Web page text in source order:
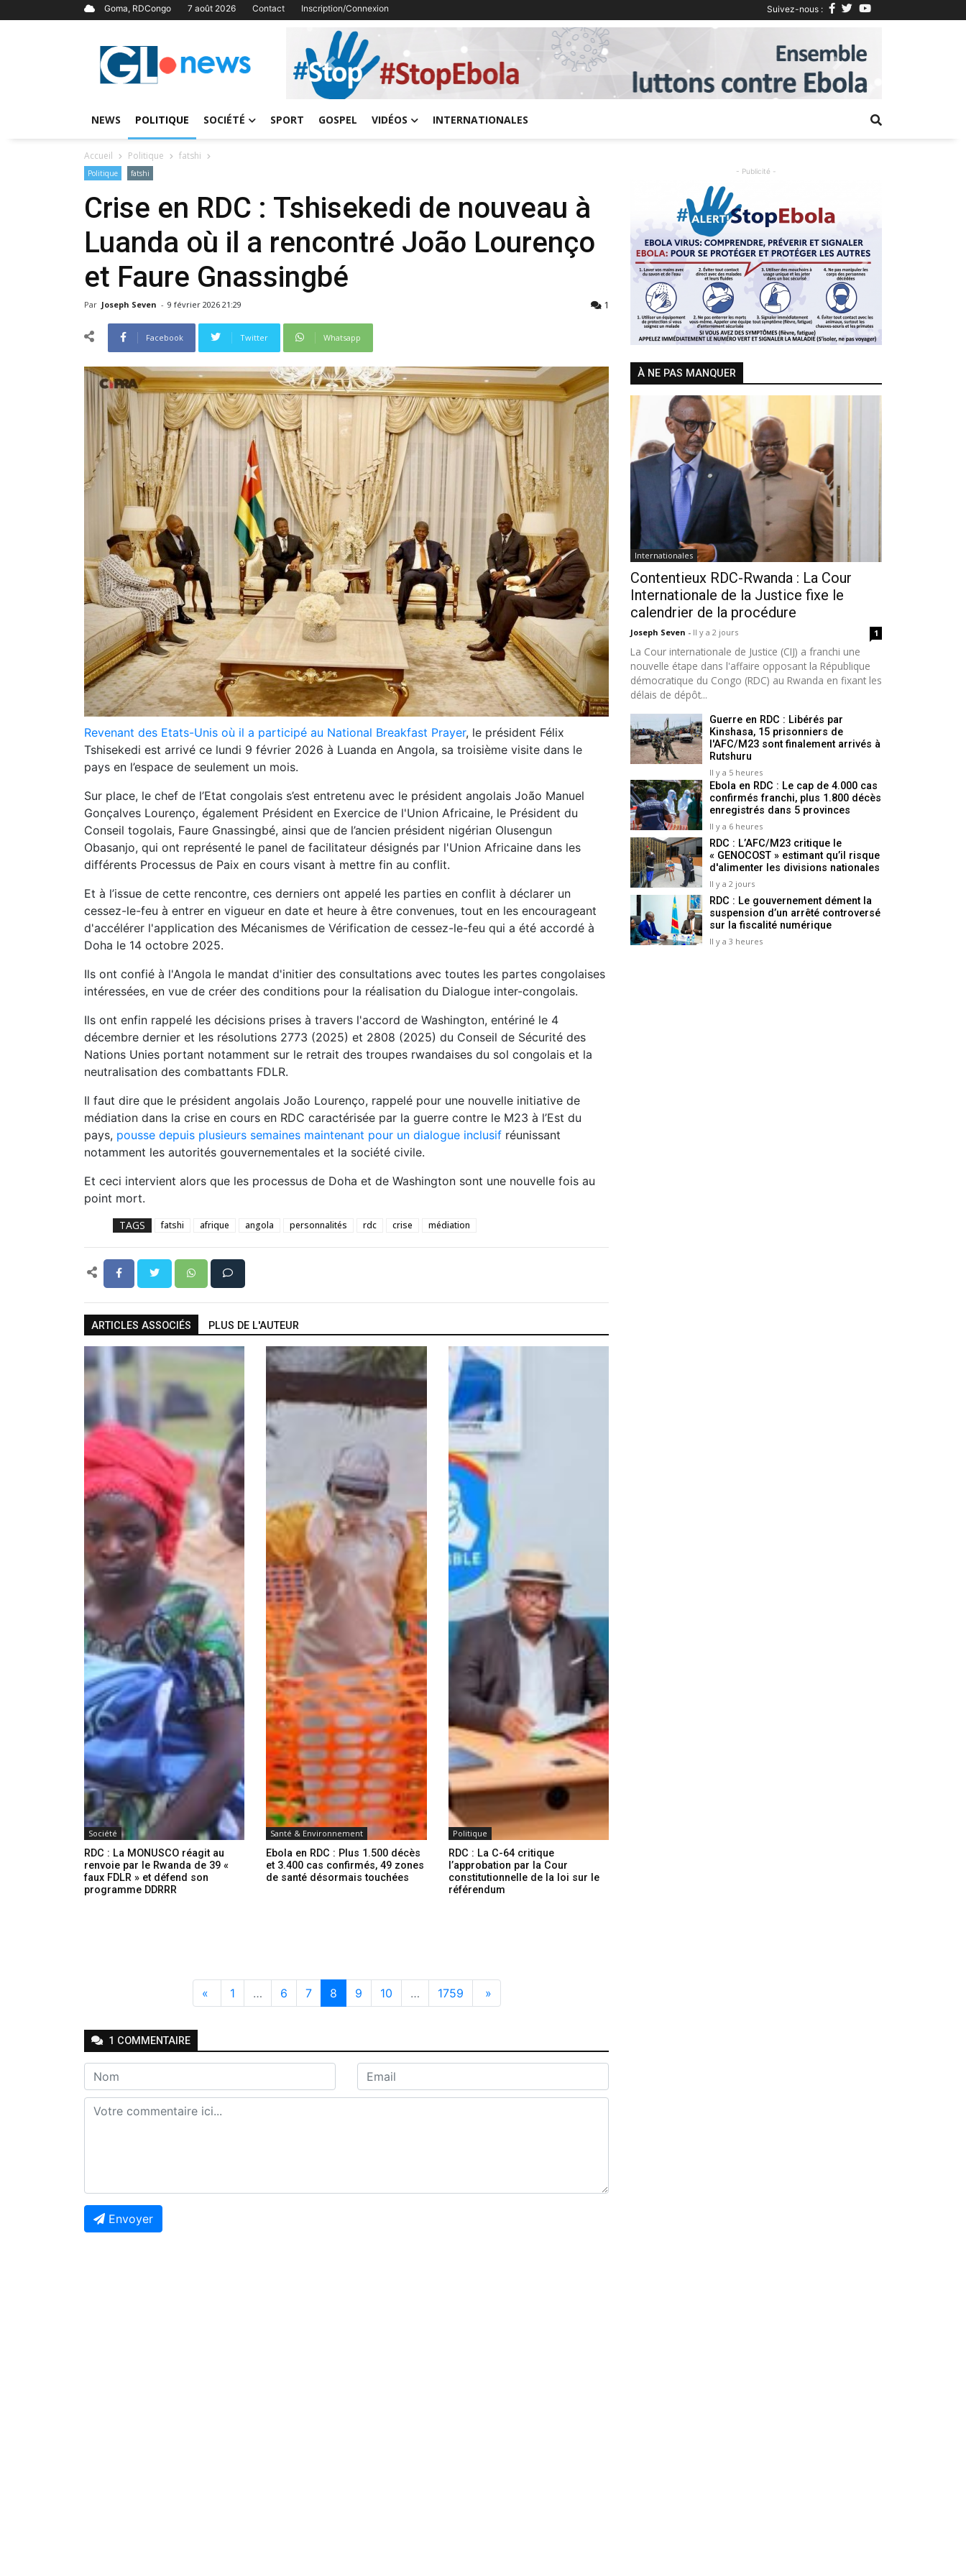
Goma, RDCongo 7 août 2026 Contact Inscription/Connexion Suivez-nous :
Previous Next
NEWS POLITIQUE SOCIÉTÉ SPORT GOSPEL VIDÉOS INTERNATIONALES
Accueil Politique fatshi
Politique fatshi
Crise en RDC : Tshisekedi de nouveau à
Luanda où il a rencontré João Lourenço
et Faure Gnassingbé
Par Joseph Seven - 9 février 2026 21:29 1
Facebook Twitter Whatsapp
Revenant des Etats-Unis où il a participé au National Breakfast Prayer, le président Félix
Tshisekedi est arrivé ce lundi 9 février 2026 à Luanda en Angola, sa troisième visite dans le
pays en l’espace de seulement un mois.
Sur place, le chef de l’Etat congolais s’est entretenu avec le président angolais João Manuel
Gonçalves Lourenço, également Président en Exercice de l'Union Africaine, le Président du
Conseil togolais, Faure Gnassingbé, ainsi que de l’ancien président nigérian Olusengun
Obasanjo, qui ont représenté le panel de facilitateur désignés par l'Union Africaine dans les
différents Processus de Paix en cours visant à mettre fin au conflit.
Et à l’issue de cette rencontre, ces derniers ont appelé les parties en conflit à déclarer un
cessez-le-feu à entrer en vigueur en date et heure à être convenues, tout en les encourageant
d'accélérer l'application des Mécanismes de Vérification de cessez-le-feu qui a été accordé à
Doha le 14 octobre 2025.
Ils ont confié à l'Angola le mandat d'initier des consultations avec toutes les partes congolaises
intéressées, en vue de créer des conditions pour la réalisation du Dialogue inter-congolais.
Ils ont enfin rappelé les décisions prises à travers l'accord de Washington, entériné le 4
décembre dernier et les résolutions 2773 (2025) et 2808 (2025) du Conseil de Sécurité des
Nations Unies portant notamment sur le retrait des troupes rwandaises du sol congolais et la
neutralisation des combattants FDLR.
Il faut dire que le président angolais João Lourenço, rappelé pour une nouvelle initiative de
médiation dans la crise en cours en RDC caractérisée par la guerre contre le M23 à l’Est du
pays, pousse depuis plusieurs semaines maintenant pour un dialogue inclusif réunissant
notamment les autorités gouvernementales et la société civile.
Et ceci intervient alors que les processus de Doha et de Washington sont une nouvelle fois au
point mort.
TAGS fatshi afrique angola personnalités rdc crise médiation
ARTICLES ASSOCIÉS PLUS DE L'AUTEUR
Société
RDC : La MONUSCO réagit au
renvoie par le Rwanda de 39 «
faux FDLR » et défend son
programme DDRRR
Santé & Environnement
Ebola en RDC : Plus 1.500 décès
et 3.400 cas confirmés, 49 zones
de santé désormais touchées
Politique
RDC : La C-64 critique
l’approbation par la Cour
constitutionnelle de la loi sur le
référendum
« 1 … 6 7 8 9 10 … 1759 »
1 COMMENTAIRE
Envoyer
- Publicité -
Previous Next
À NE PAS MANQUER
Internationales
Contentieux RDC-Rwanda : La Cour
Internationale de la Justice fixe le
calendrier de la procédure
Joseph Seven - Il y a 2 jours 1
La Cour internationale de Justice (CIJ) a franchi une
nouvelle étape dans l'affaire opposant la République
démocratique du Congo (RDC) au Rwanda en fixant les
délais de dépôt...
Guerre en RDC : Libérés par
Kinshasa, 15 prisonniers de
l'AFC/M23 sont finalement arrivés à
Rutshuru
Il y a 5 heures
Ebola en RDC : Le cap de 4.000 cas
confirmés franchi, plus 1.800 décès
enregistrés dans 5 provinces
Il y a 6 heures
RDC : L’AFC/M23 critique le
« GENOCOST » estimant qu’il risque
d'alimenter les divisions nationales
Il y a 2 jours
RDC : Le gouvernement dément la
suspension d’un arrêté controversé
sur la fiscalité numérique
Il y a 3 heures